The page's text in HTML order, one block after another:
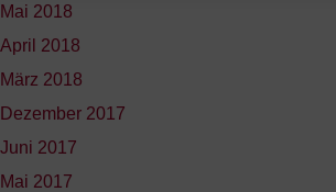
Mai 2018
April 2018
März 2018
Dezember 2017
Juni 2017
Mai 2017